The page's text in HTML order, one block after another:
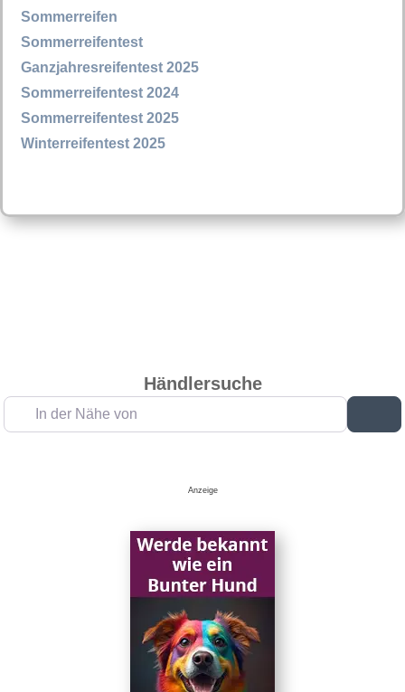
Sommerreifen
Sommerreifentest
Ganzjahresreifentest 2025
Sommerreifentest 2024
Sommerreifentest 2025
Winterreifentest 2025
Händlersuche
In der Nähe von
Anzeige